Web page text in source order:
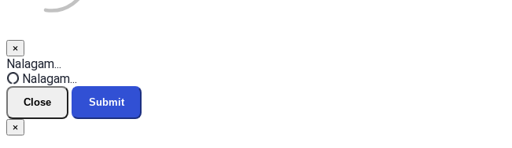
×
Close
Nalagam...
Nalagam...
Close Submit
×